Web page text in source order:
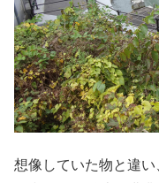
想像していた物と違い